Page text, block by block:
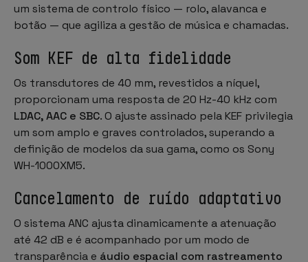
um sistema de controlo físico — rolo, alavanca e
botão — que agiliza a gestão de música e chamadas.
Som KEF de alta fidelidade
Os transdutores de 40 mm, revestidos a níquel,
proporcionam uma resposta de 20 Hz-40 kHz com
LDAC, AAC e SBC. O ajuste assinado pela KEF privilegia
um som amplo e graves controlados, superando a
definição de modelos da sua gama, como os Sony
WH-1000XM5.
Cancelamento de ruído adaptativo
O sistema ANC ajusta dinamicamente a atenuação
até 42 dB e é acompanhado por um modo de
transparência e áudio espacial com rastreamento